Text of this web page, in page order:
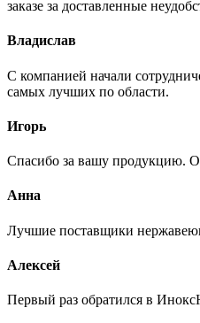
заказе за доставленные
Владислав
С компанией начали
самых лучших по области.
Игорь
Спасибо за вашу продукцию.
Анна
Лучшие поставщики
Алексей
Первый раз обратился в